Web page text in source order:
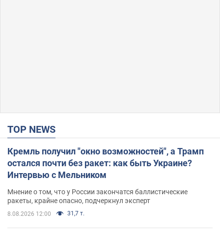
TOP NEWS
Кремль получил "окно возможностей", а Трамп
остался почти без ракет: как быть Украине?
Интервью с Мельником
Мнение о том, что у России закончатся баллистические
ракеты, крайне опасно, подчеркнул эксперт
8.08.2026 12:00 31,7 т.